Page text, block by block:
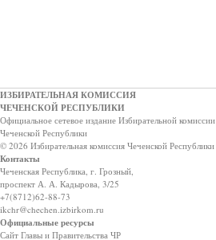
ИЗБИРАТЕЛЬНАЯ КОМИССИЯ
ЧЕЧЕНСКОЙ РЕСПУБЛИКИ
Официальное сетевое издание Избирательной комиссии
Чеченской Республики
© 2026 Избирательная комиссия Чеченской Республики
Контакты
Чеченская Республика, г. Грозный,
проспект А. А. Кадырова, 3/25
+7(8712)62-88-73
ikchr@chechen.izbirkom.ru
Официальные ресурсы
Сайт Главы и Правительства ЧР